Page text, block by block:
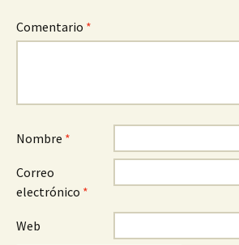
Comentario *
Nombre *
Correo
electrónico *
Web